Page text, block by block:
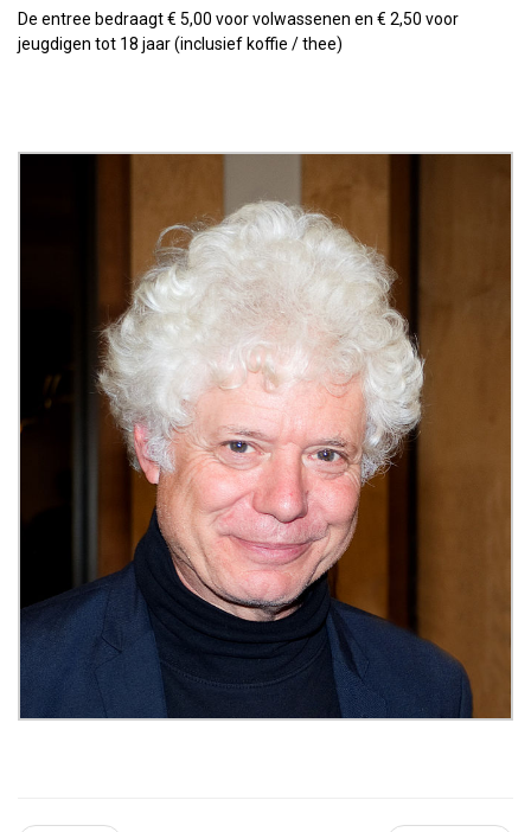
De entree bedraagt € 5,00 voor volwassenen en € 2,50 voor
jeugdigen tot 18 jaar (inclusief koffie / thee)